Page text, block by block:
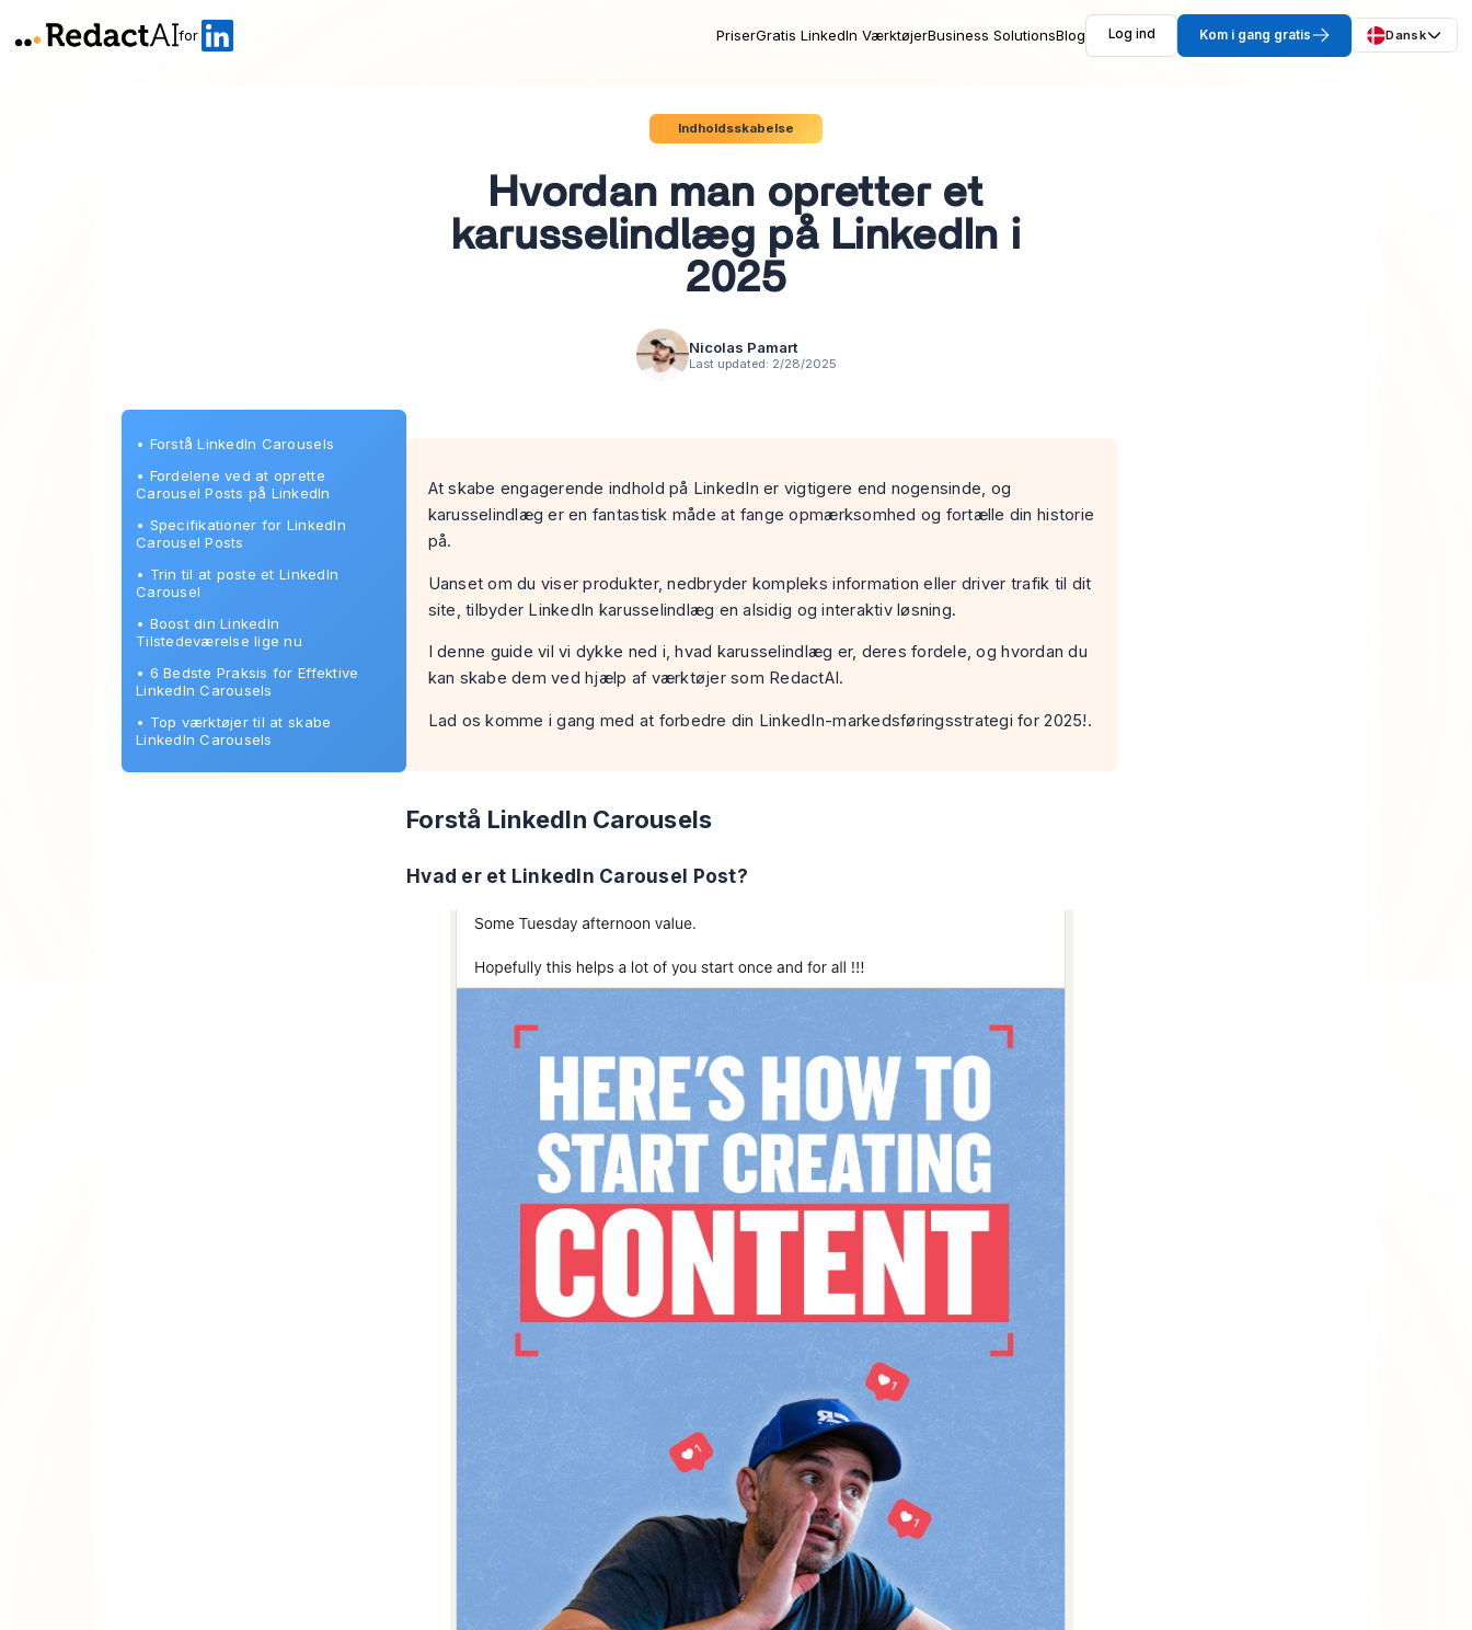
for PriserGratis LinkedIn VærktøjerBusiness SolutionsBlog Log ind Kom i gang gratis Dansk
Indholdsskabelse
Hvordan man opretter et
karusselindlæg på LinkedIn i
2025
Nicolas Pamart
Last updated: 2/28/2025
• Forstå LinkedIn Carousels
• Fordelene ved at oprette
Carousel Posts på LinkedIn
• Specifikationer for LinkedIn
Carousel Posts
• Trin til at poste et LinkedIn
Carousel
• Boost din LinkedIn
Tilstedeværelse lige nu
• 6 Bedste Praksis for Effektive
LinkedIn Carousels
• Top værktøjer til at skabe
LinkedIn Carousels
At skabe engagerende indhold på LinkedIn er vigtigere end nogensinde, og
karusselindlæg er en fantastisk måde at fange opmærksomhed og fortælle din historie
på.
Uanset om du viser produkter, nedbryder kompleks information eller driver trafik til dit
site, tilbyder LinkedIn karusselindlæg en alsidig og interaktiv løsning.
I denne guide vil vi dykke ned i, hvad karusselindlæg er, deres fordele, og hvordan du
kan skabe dem ved hjælp af værktøjer som RedactAI.
Lad os komme i gang med at forbedre din LinkedIn-markedsføringsstrategi for 2025!.
Forstå LinkedIn Carousels
Hvad er et LinkedIn Carousel Post?